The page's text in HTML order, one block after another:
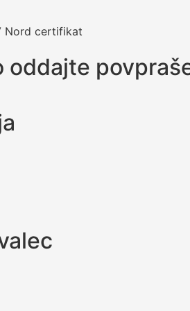
Nord certifikat
oddajte